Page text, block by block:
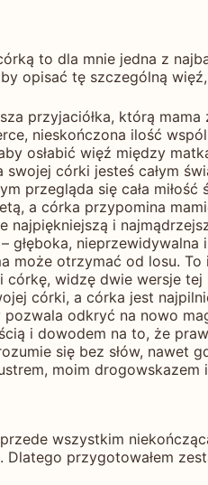
to dla mnie jedna z
opisać tę szczególną
przyjaciółka, którą mama
nieskończona ilość
osłabić więź między
córki jesteś całym
przegląda się cała miłość
a córka przypomina
najpiękniejszą i
głęboka,
może otrzymać od losu. To
córkę, widzę dwie wersje
córki, a córka jest
odkryć na nowo
i dowodem na to, że
się bez słów, nawet
moim
wszystkim
przygotowałem